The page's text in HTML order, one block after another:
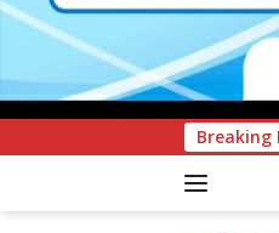
Breaking
Tambah Delapan